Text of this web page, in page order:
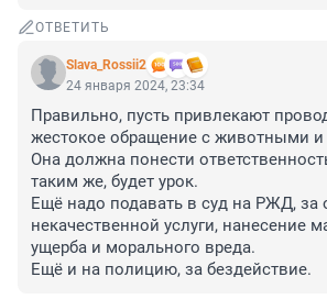
ОТВЕТИТЬ
Slava_Rossii2
24 января 2024, 23:34
Правильно, пусть привлекают
жестокое обращение с животными и
Она должна понести
таким же, будет урок.
Ещё надо подавать в суд на РЖД, за
некачественной услуги, нанесение
ущерба и морального вреда.
Ещё и на полицию, за бездействие.